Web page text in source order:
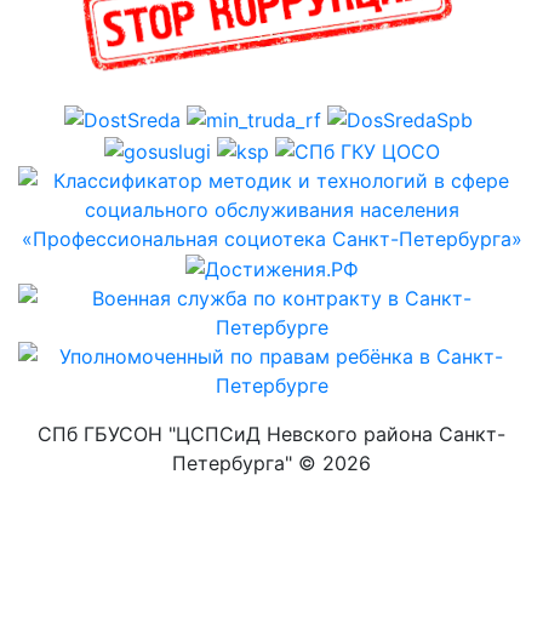
СПб ГБУСОН "ЦСПСиД Невского района Санкт-
Петербурга" © 2026